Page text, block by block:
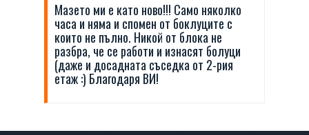
Мазето ми е като ново!!! Само няколко
часа и няма и спомен от боклуците с
които не пълно. Никой от блока не
разбра, че се работи и изнасят болуци
(даже и досадната съседка от 2-рия
етаж :) Благодаря ВИ!